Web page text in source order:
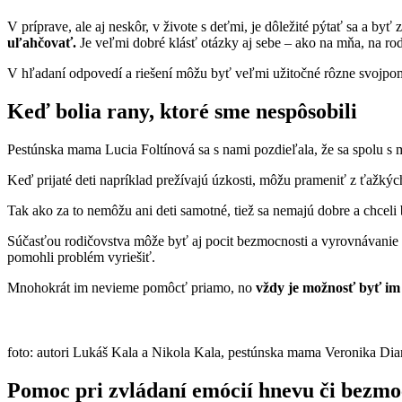
V príprave, ale aj neskôr, v živote s deťmi, je dôležité pýtať sa a byť
uľahčovať. Je veľmi dobré klásť otázky aj sebe – ako na mňa, na
V hľadaní odpovedí a riešení môžu byť veľmi užitočné rôzne
Keď bolia rany, ktoré sme nespôsobili
Pestúnska mama Lucia Foltínová sa s nami pozdieľala, že sa spolu
Keď prijaté deti napríklad prežívajú úzkosti, môžu prameniť z
Tak ako za to nemôžu ani deti samotné, tiež sa nemajú dobre a
Súčasťou rodičovstva môže byť aj pocit bezmocnosti a
pomohli problém vyriešiť.
Mnohokrát im nevieme pomôcť priamo, no vždy je možnosť byť im
foto: autori Lukáš Kala a Nikola Kala, pestúnska mama Veronika
Pomoc pri zvládaní emócií hnevu či